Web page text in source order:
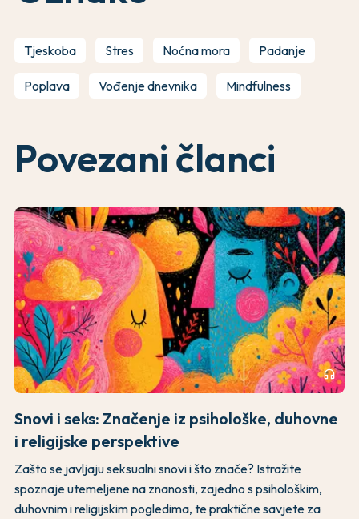
Tjeskoba Stres Noćna mora Padanje
Poplava Vođenje dnevnika Mindfulness
Povezani članci
headphones
Snovi i seks: Značenje iz psihološke, duhovne
i religijske perspektive
Zašto se javljaju seksualni snovi i što znače? Istražite
spoznaje utemeljene na znanosti, zajedno s psihološkim,
duhovnim i religijskim pogledima, te praktične savjete za